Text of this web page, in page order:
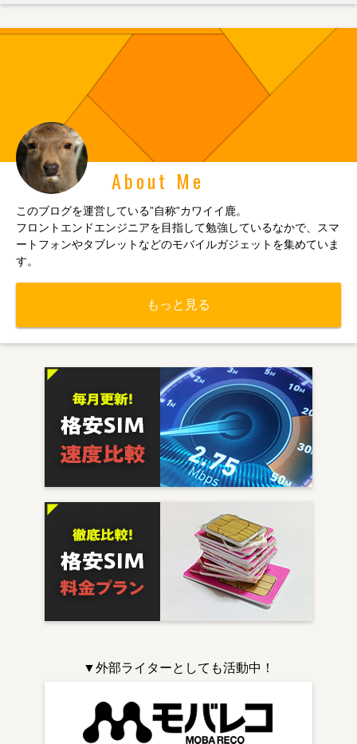
About Me
このブログを運営している”自称”カワイイ鹿。
フロントエンドエンジニアを目指して勉強しているなかで、スマ
ートフォンやタブレットなどのモバイルガジェットを集めていま
す。
もっと見る
▼外部ライターとしても活動中！